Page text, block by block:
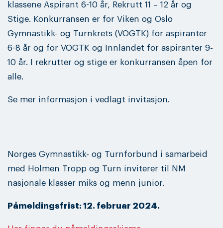
klassene Aspirant 6-10 år, Rekrutt 11 – 12 år og
Stige. Konkurransen er for Viken og Oslo
Gymnastikk- og Turnkrets (VOGTK) for aspiranter
6-8 år og for VOGTK og Innlandet for aspiranter 9-
10 år. I rekrutter og stige er konkurransen åpen for
alle.
Se mer informasjon i vedlagt invitasjon.
Norges Gymnastikk- og Turnforbund i samarbeid
med Holmen Tropp og Turn inviterer til NM
nasjonale klasser miks og menn junior.
Påmeldingsfrist: 12. februar 2024.